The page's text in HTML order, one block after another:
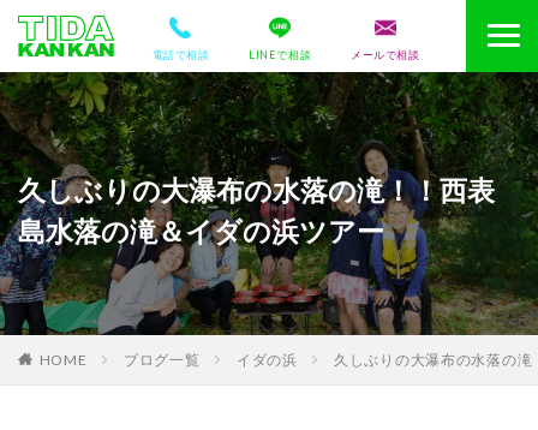
電話で相談 LINEで相談 メールで相談
久しぶりの大瀑布の水落の滝！！西表
島水落の滝＆イダの浜ツアー
HOME ブログ一覧 イダの浜 久しぶりの大瀑布の水落の